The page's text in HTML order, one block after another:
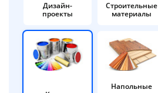
Дизайн-
проекты
Строительные
материалы
Напольные
График платежей
Сегодня
%